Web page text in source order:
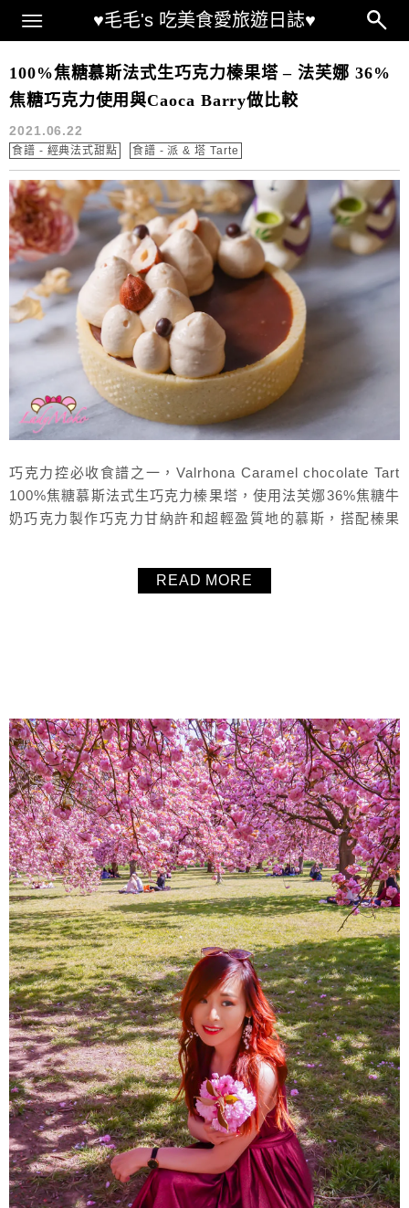
♥毛毛's 吃美食愛旅遊日誌♥
Main Menu
巧克力慕斯
100%焦糖慕斯法式生巧克力榛果塔 – 法芙娜 36%
焦糖巧克力使用與Caoca Barry做比較
2021.06.22
食譜 - 經典法式甜點 食譜 - 派 & 塔 Tarte
巧克力控必收食譜之一，Valrhona Caramel chocolate Tart
100%焦糖慕斯法式生巧克力榛果塔，使用法芙娜36%焦糖牛
奶巧克力製作巧克力甘納許和超輕盈質地的慕斯，搭配榛果
版本，毛毛也買了Cacao Barry的焦糖牛奶巧克力與法芙娜
的做比較，包含口感和操作容易性，提供大家參考選擇！
READ MORE
About